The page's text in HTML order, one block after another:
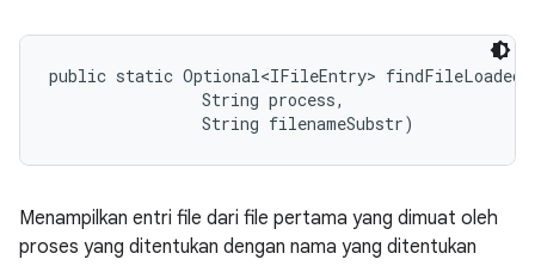
public static Optional<IFileEntry>
                String process,
                String filenameSubstr)
Menampilkan entri file dari file pertama yang dimuat oleh
proses yang ditentukan dengan nama yang ditentukan